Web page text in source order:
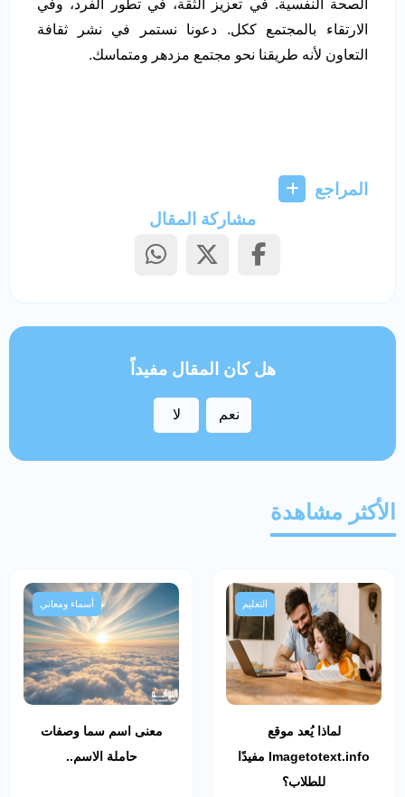
الصحة النفسية. في تعزيز الثقة، في تطور الفرد، وفي
الارتقاء بالمجتمع ككل. دعونا نستمر في نشر ثقافة
التعاون لأنه طريقنا نحو مجتمع مزدهر ومتماسك.
المراجع
مشاركة المقال
هل كان المقال مفيداً
نعم لا
الأكثر مشاهدة
التعليم
لماذا يُعد موقع
Imagetotext.info مفيدًا
للطلاب؟
أسماء ومعاني
معنى اسم سما وصفات
حاملة الاسم..